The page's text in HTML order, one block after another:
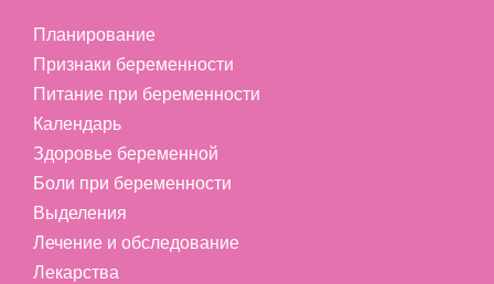
Планирование
Признаки беременности
Питание при беременности
Календарь
Здоровье беременной
Боли при беременности
Выделения
Лечение и обследование
Лекарства